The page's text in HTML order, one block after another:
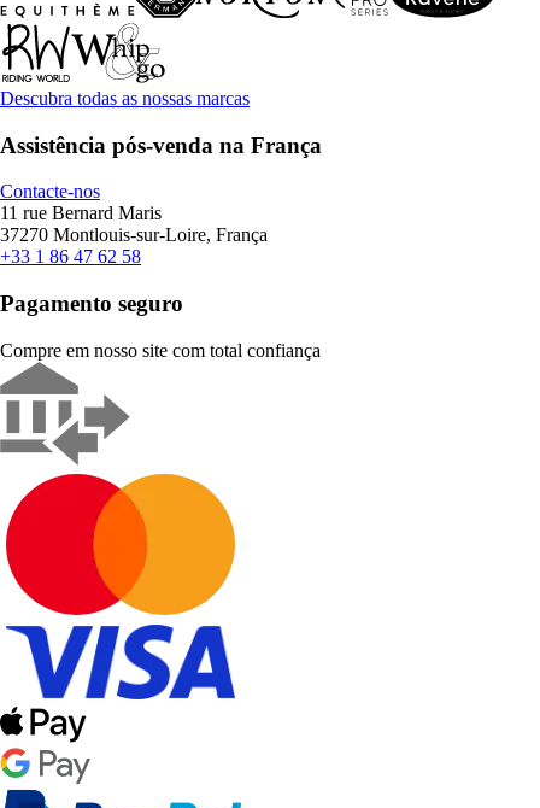
Descubra todas as nossas marcas
Assistência pós-venda na França
Contacte-nos
11 rue Bernard Maris
37270 Montlouis-sur-Loire, França
+33 1 86 47 62 58
Pagamento seguro
Compre em nosso site com total confiança